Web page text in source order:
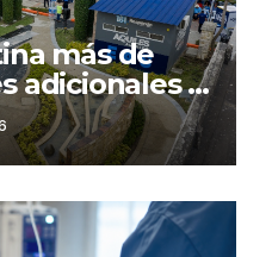
más de
adicionales a
fortalecer la